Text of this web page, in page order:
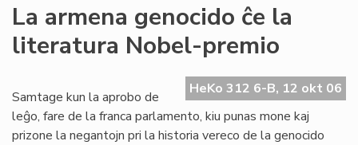
en
La armena genocido ĉe la
literatura Nobel-premio
HeKo 312 6-B, 12 okt 06
Samtage kun la aprobo de
leĝo, fare de la franca parlamento, kiu punas mone kaj
prizone la negantojn pri la historia vereco de la genocido